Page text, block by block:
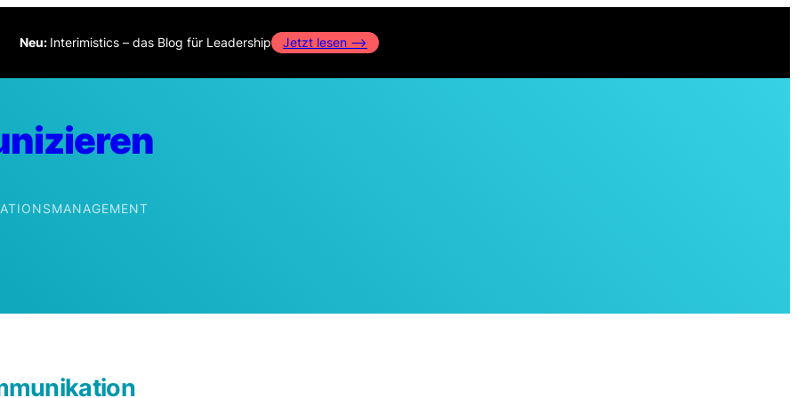
Neu: Interimistics – das Blog für Leadership Jetzt lesen –>